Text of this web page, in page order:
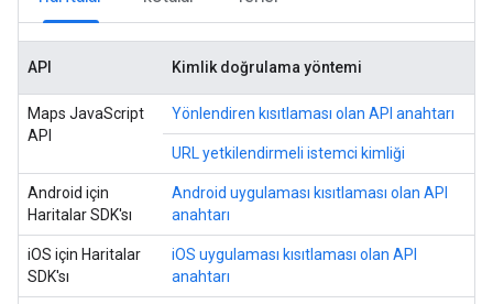
API Kimlik doğrulama yöntemi
Maps JavaScript
API
Yönlendiren kısıtlaması olan API anahtarı
URL yetkilendirmeli istemci kimliği
Android için
Haritalar SDK'sı
Android uygulaması kısıtlaması olan API
anahtarı
iOS için Haritalar
SDK'sı
iOS uygulaması kısıtlaması olan API
anahtarı